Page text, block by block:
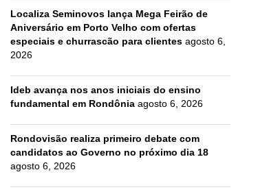
Localiza Seminovos lança Mega Feirão de
Aniversário em Porto Velho com ofertas
especiais e churrascão para clientes agosto 6,
2026
Ideb avança nos anos iniciais do ensino
fundamental em Rondônia agosto 6, 2026
Rondovisão realiza primeiro debate com
candidatos ao Governo no próximo dia 18
agosto 6, 2026